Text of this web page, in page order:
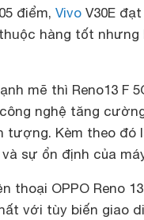
điểm, Vivo V30E
thuộc hàng tốt
mẽ thì Reno13 F
nghệ tăng
tượng. Kèm theo đó
sự ổn định của
thoại OPPO Reno
với tùy biến giao